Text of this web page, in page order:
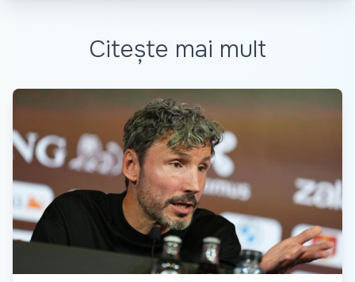
Citește mai mult